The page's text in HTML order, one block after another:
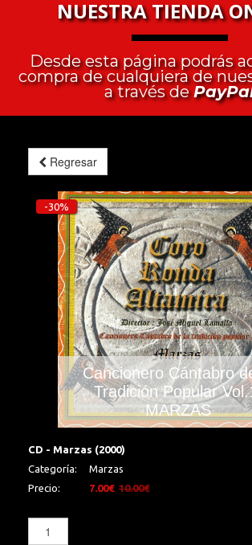
NUESTRA TIENDA
Desde esta página podrás
compra de cualquiera de
a través de
Regresar
-30%
Cancionero Cántabro
Tradición Popular
MARZAS
CD - Marzas (2000)
Categoría:
Marzas
Precio:
7.00€ 10.00€